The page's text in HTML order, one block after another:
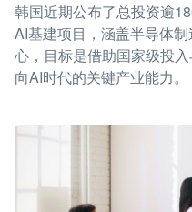
韩国近期公布了总投资逾
AI基建项目，涵盖半导体
心，目标是借助国家级投
向AI时代的关键产业能力。